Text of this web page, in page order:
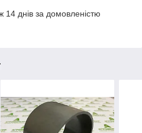
днів за домовленістю